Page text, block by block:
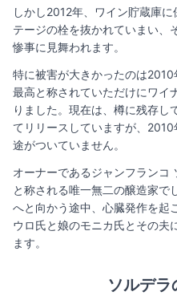
しかし2012年、ワイン貯蔵庫
テージの栓を抜かれていまい、
惨事に見舞われます。
特に被害が大きかったのは
最高と称されていただけにワイ
りました。現在は、樽に残存し
てリリースしていますが、
途がついていません。
オーナーであるジャンフランコ
と称される唯一無二の醸造家で
へと向かう途中、心臓発作を起
ウロ氏と娘のモニカ氏とその夫
ます。
ソルデラ